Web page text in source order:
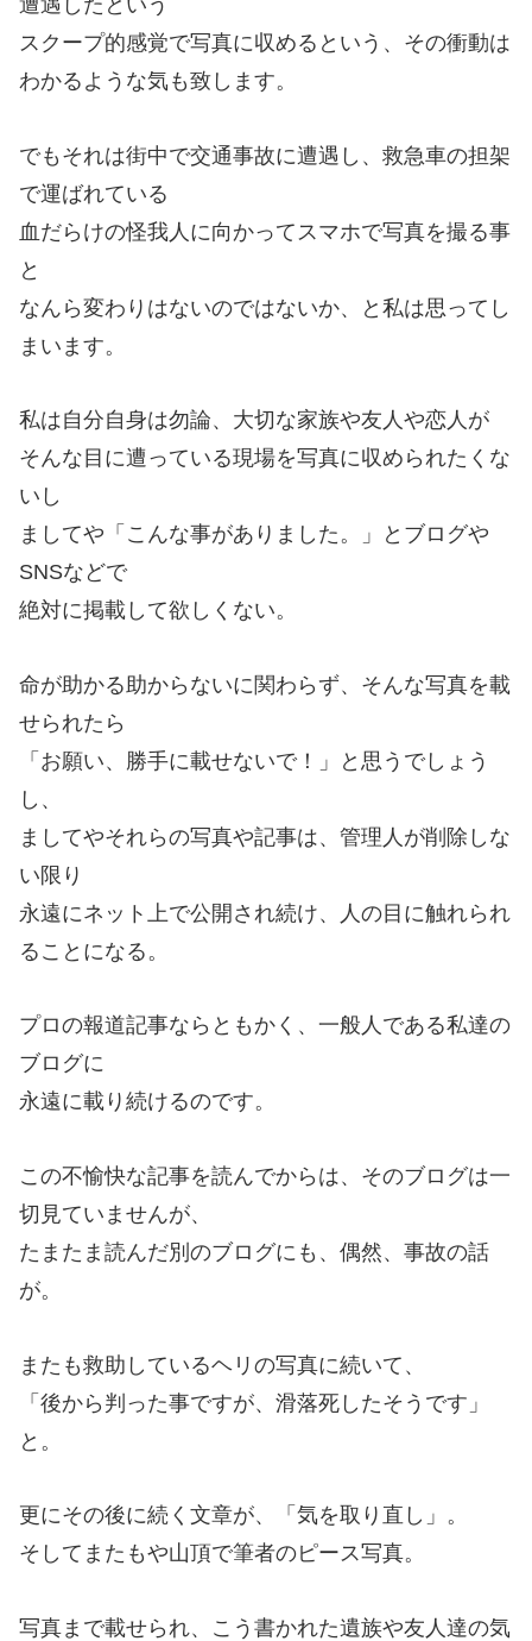
スクープ的感覚で写真に収めるという、その衝動は
わかるような気も致します。
でもそれは街中で交通事故に遭遇し、救急車の担架
で運ばれている
血だらけの怪我人に向かってスマホで写真を撮る事
と
なんら変わりはないのではないか、と私は思ってし
まいます。
私は自分自身は勿論、大切な家族や友人や恋人が
そんな目に遭っている現場を写真に収められたくな
いし
ましてや「こんな事がありました。」とブログや
SNSなどで
絶対に掲載して欲しくない。
命が助かる助からないに関わらず、そんな写真を載
せられたら
「お願い、勝手に載せないで！」と思うでしょう
し、
ましてやそれらの写真や記事は、管理人が削除しな
い限り
永遠にネット上で公開され続け、人の目に触れられ
ることになる。
プロの報道記事ならともかく、一般人である私達の
ブログに
永遠に載り続けるのです。
この不愉快な記事を読んでからは、そのブログは一
切見ていませんが、
たまたま読んだ別のブログにも、偶然、事故の話
が。
またも救助しているヘリの写真に続いて、
「後から判った事ですが、滑落死したそうです」
と。
更にその後に続く文章が、「気を取り直し」。
そしてまたもや山頂で筆者のピース写真。
写真まで載せられ、こう書かれた遺族や友人達の気